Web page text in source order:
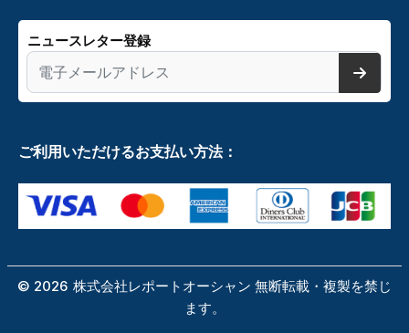
ニュースレター登録
ご利用いただけるお支払い方法：
© 2026 株式会社レポートオーシャン 無断転載・複製を禁じ
ます。